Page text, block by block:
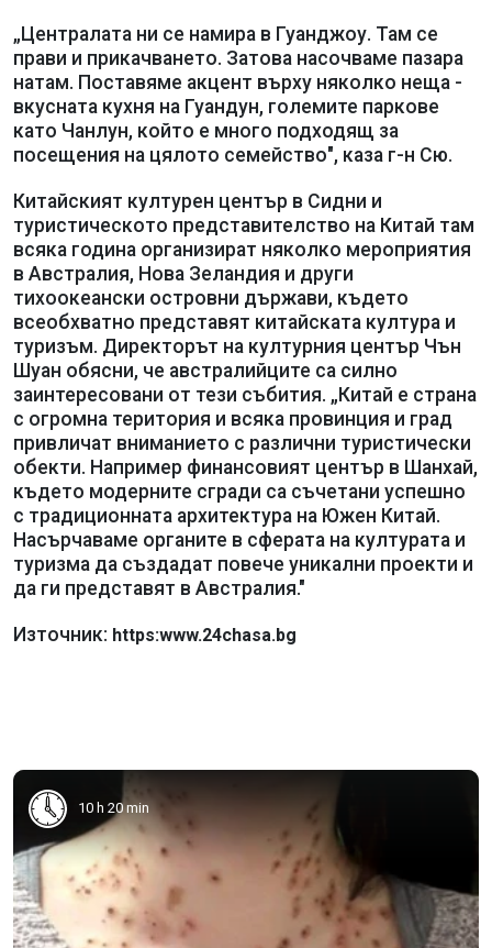
„Централата ни се намира в Гуанджоу. Там се
прави и прикачването. Затова насочваме пазара
натам. Поставяме акцент върху няколко неща -
вкусната кухня на Гуандун, големите паркове
като Чанлун, който е много подходящ за
посещения на цялото семейство", каза г-н Сю.
Китайският културен център в Сидни и
туристическото представителство на Китай там
всяка година организират няколко мероприятия
в Австралия, Нова Зеландия и други
тихоокеански островни държави, където
всеобхватно представят китайската култура и
туризъм. Директорът на културния център Чън
Шуан обясни, че австралийците са силно
заинтересовани от тези събития. „Китай е страна
с огромна територия и всяка провинция и град
привличат вниманието с различни туристически
обекти. Например финансовият център в Шанхай,
където модерните сгради са съчетани успешно
с традиционната архитектура на Южен Китай.
Насърчаваме органите в сферата на културата и
туризма да създадат повече уникални проекти и
да ги представят в Австралия."
Източник: https:www.24chasa.bg
10 h 20 min